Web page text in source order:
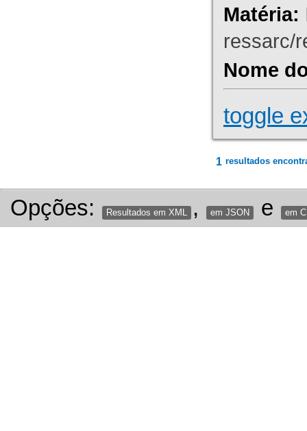
Matéria:
ressarc/
Nome
toggle
1 resultados
Opções: Resultados em XML , em JSON e em